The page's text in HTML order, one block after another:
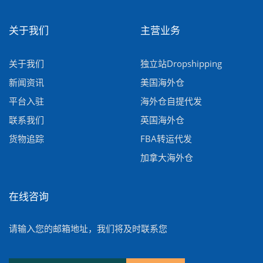
关于我们
关于我们
新闻资讯
平台入驻
联系我们
货物追踪
主营业务
独立站Dropshipping
美国海外仓
海外仓自提代发
英国海外仓
FBA转运代发
加拿大海外仓
在线咨询
请输入您的邮箱地址，我们将及时联系您